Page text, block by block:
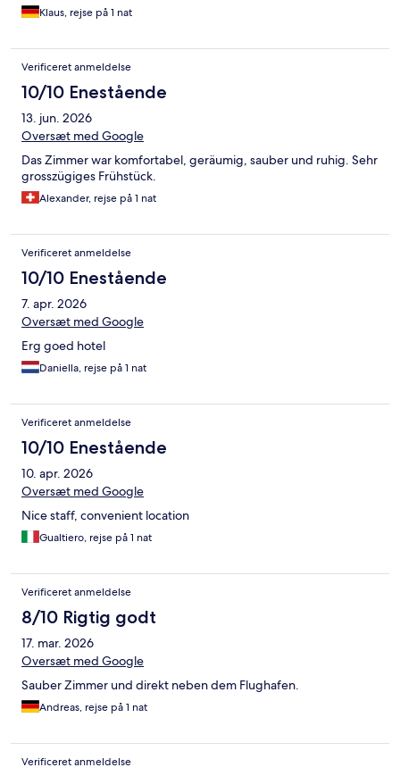
Klaus, rejse på 1 nat
Verificeret anmeldelse
10/10 Enestående
13. jun. 2026
Oversæt med Google
Das Zimmer war komfortabel, geräumig, sauber und ruhig. Sehr
grosszügiges Frühstück.
Alexander, rejse på 1 nat
Verificeret anmeldelse
10/10 Enestående
7. apr. 2026
Oversæt med Google
Erg goed hotel
Daniella, rejse på 1 nat
Verificeret anmeldelse
10/10 Enestående
10. apr. 2026
Oversæt med Google
Nice staff, convenient location
Gualtiero, rejse på 1 nat
Verificeret anmeldelse
8/10 Rigtig godt
17. mar. 2026
Oversæt med Google
Sauber Zimmer und direkt neben dem Flughafen.
Andreas, rejse på 1 nat
Verificeret anmeldelse